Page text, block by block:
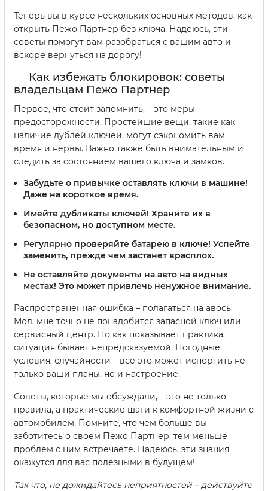
Теперь вы в курсе нескольких основных методов, как
открыть Пежо Партнер без ключа. Надеюсь, эти
советы помогут вам разобраться с вашим авто и
вскоре вернуться на дорогу!
Как избежать блокировок: советы
владельцам Пежо Партнер
Первое, что стоит запомнить, – это меры
предосторожности. Простейшие вещи, такие как
наличие дублей ключей, могут сэкономить вам
время и нервы. Важно также быть внимательным и
следить за состоянием вашего ключа и замков.
Забудьте о привычке оставлять ключи в машине!
Даже на короткое время.
Имейте дубликаты ключей! Храните их в
безопасном, но доступном месте.
Регулярно проверяйте батарею в ключе! Успейте
заменить, прежде чем застанет врасплох.
Не оставляйте документы на авто на видных
местах! Это может привлечь ненужное внимание.
Распространенная ошибка – полагаться на авось.
Мол, мне точно не понадобится запасной ключ или
сервисный центр. Но как показывает практика,
ситуация бывает непредсказуемой. Погодные
условия, случайности – все это может испортить не
только ваши планы, но и настроение.
Советы, которые мы обсуждали, – это не только
правила, а практические шаги к комфортной жизни с
автомобилем. Помните, что чем больше вы
заботитесь о своем Пежо Партнер, тем меньше
проблем с ним встречаете. Надеюсь, эти знания
окажутся для вас полезными в будущем!
Так что, не дожидайтесь неприятностей – действуйте